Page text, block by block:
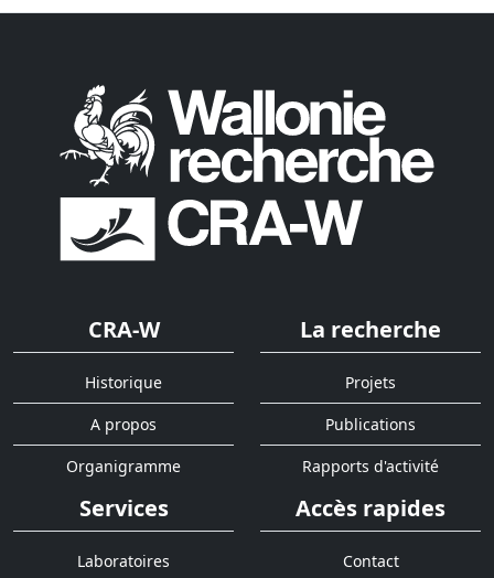
CRA-W
Historique
A propos
Organigramme
La recherche
Projets
Publications
Rapports d'activité
Services
Laboratoires
Accès rapides
Contact